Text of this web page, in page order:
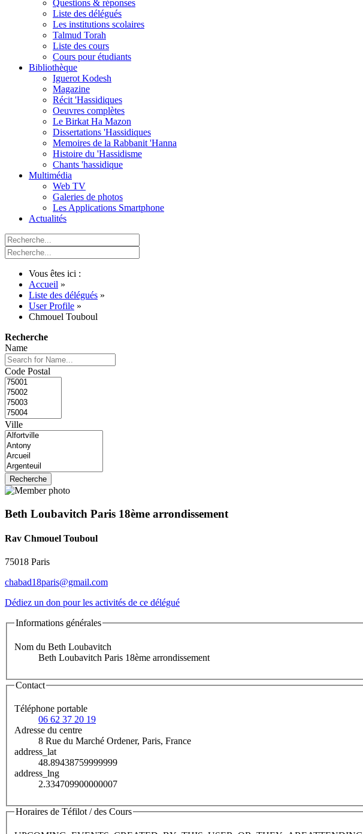
Questions & réponses
Liste des délégués
Les institutions scolaires
Talmud Torah
Liste des cours
Cours pour étudiants
Bibliothèque
Iguerot Kodesh
Magazine
Récit 'Hassidiques
Oeuvres complètes
Le Birkat Ha Mazon
Dissertations 'Hassidiques
Memoires de la Rabbanit 'Hanna
Histoire du 'Hassidisme
Chants 'hassidique
Multimédia
Web TV
Galeries de photos
Les Applications Smartphone
Actualités
Vous êtes ici :
Accueil »
Liste des délégués »
User Profile »
Chmouel Touboul
Recherche
Name
Code Postal
Ville
Beth Loubavitch Paris 18ème arrondissement
Rav Chmouel Touboul
75018 Paris
chabad18paris@gmail.com
Dédiez un don pour les activités de ce délégué
Informations générales
Nom du Beth Loubavitch
Beth Loubavitch Paris 18ème arrondissement
Contact
Téléphone portable
06 62 37 20 19
Adresse du centre
8 Rue du Marché Ordener, Paris, France
address_lat
48.89438759999999
address_lng
2.334709900000007
Horaires de Téfilot / des Cours